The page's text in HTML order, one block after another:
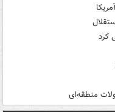
کرد
منطقه‌ای